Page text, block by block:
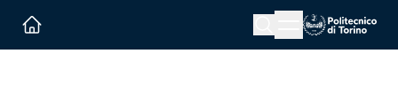
Menu button